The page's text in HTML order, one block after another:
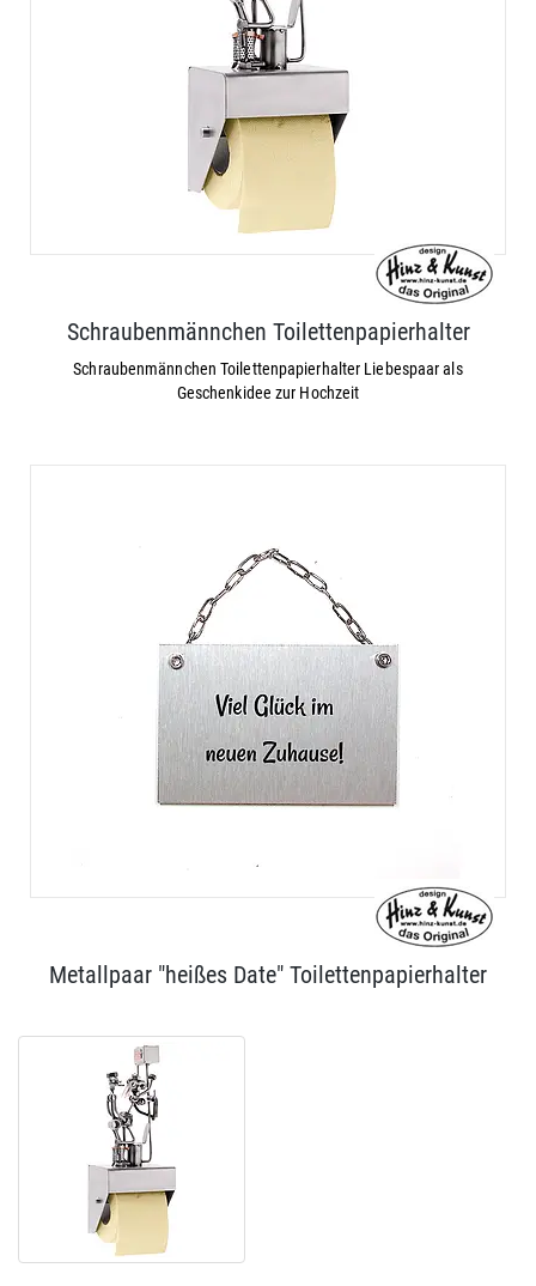
Schraubenmännchen Toilettenpapierhalter
Schraubenmännchen Toilettenpapierhalter Liebespaar als
Geschenkidee zur Hochzeit
Metallpaar "heißes Date" Toilettenpapierhalter